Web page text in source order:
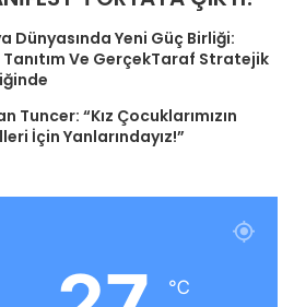
Dünyasında Yeni Güç Birliği:
Tanıtım Ve GerçekTaraf Stratejik
Tuncer: “Kız Çocuklarımızın
İçin Yanlarındayız!”
℃